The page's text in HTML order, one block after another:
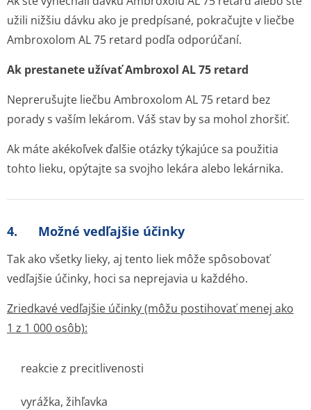
užili nižšiu dávku ako je predpísané, pokračujte v liečbe
Ambroxolom AL 75 retard podľa odporúčaní.
Ak prestanete užívať Ambroxol AL 75 retard
Neprerušujte liečbu Ambroxolom AL 75 retard bez
porady s vaším lekárom. Váš stav by sa mohol zhoršiť.
Ak máte akékoľvek ďalšie otázky týkajúce sa použitia
tohto lieku, opýtajte sa svojho lekára alebo lekárnika.
4. Možné vedľajšie účinky
Tak ako všetky lieky, aj tento liek môže spôsobovať
vedľajšie účinky, hoci sa neprejavia u každého.
Zriedkavé vedľajšie účinky (môžu postihovať menej ako
1 z 1 000 osôb):
reakcie z precitlivenosti
vyrážka, žihľavka